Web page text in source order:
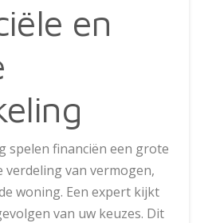
en
spelen financiën een grote
verdeling van vermogen,
woning. Een expert kijkt
van uw keuzes. Dit